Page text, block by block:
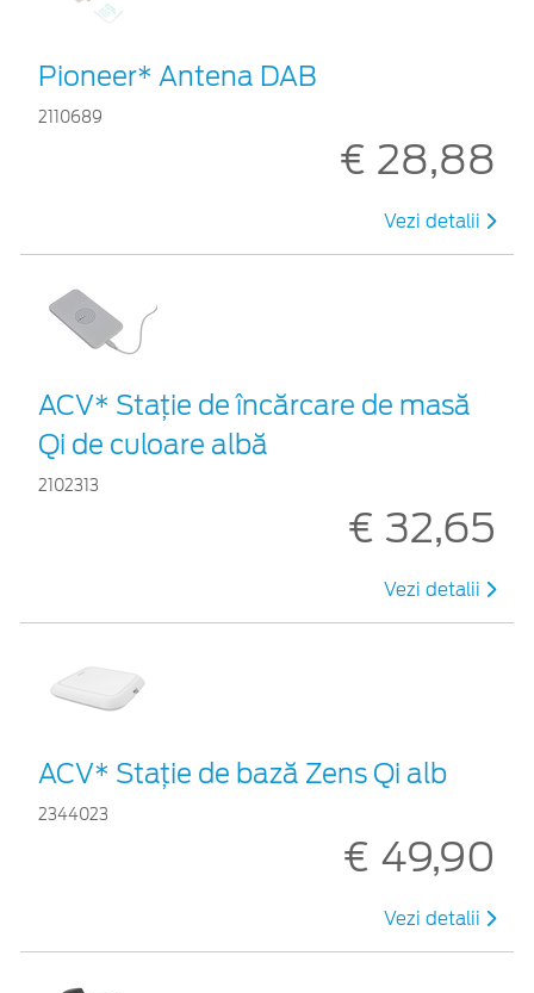
Pioneer* Antena DAB
2110689
€ 28,88
Vezi detalii
ACV* Stație de încărcare de masă
Qi de culoare albă
2102313
€ 32,65
Vezi detalii
ACV* Stație de bază Zens Qi alb
2344023
€ 49,90
Vezi detalii